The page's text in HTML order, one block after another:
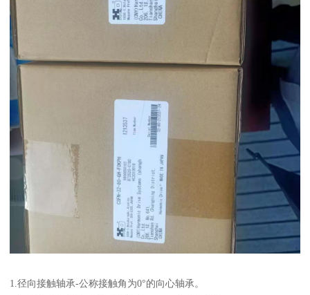
1.径向接触轴承-公称接触角为0°的向心轴承。